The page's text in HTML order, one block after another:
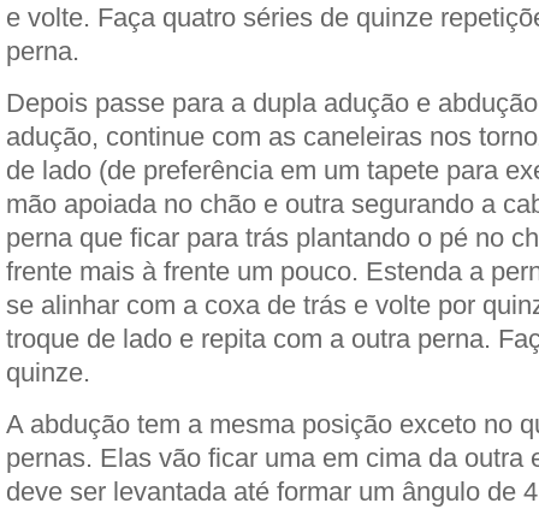
e volte. Faça quatro séries de quinze
perna.
Depois passe para a dupla adução e
adução, continue com as caneleiras nos
de lado (de preferência em um tapete para
mão apoiada no chão e outra segurando a
perna que ficar para trás plantando o pé no
frente mais à frente um pouco. Estenda a
se alinhar com a coxa de trás e volte por
troque de lado e repita com a outra perna.
quinze.
A abdução tem a mesma posição exceto no
pernas. Elas vão ficar uma em cima da outra
deve ser levantada até formar um ângulo de